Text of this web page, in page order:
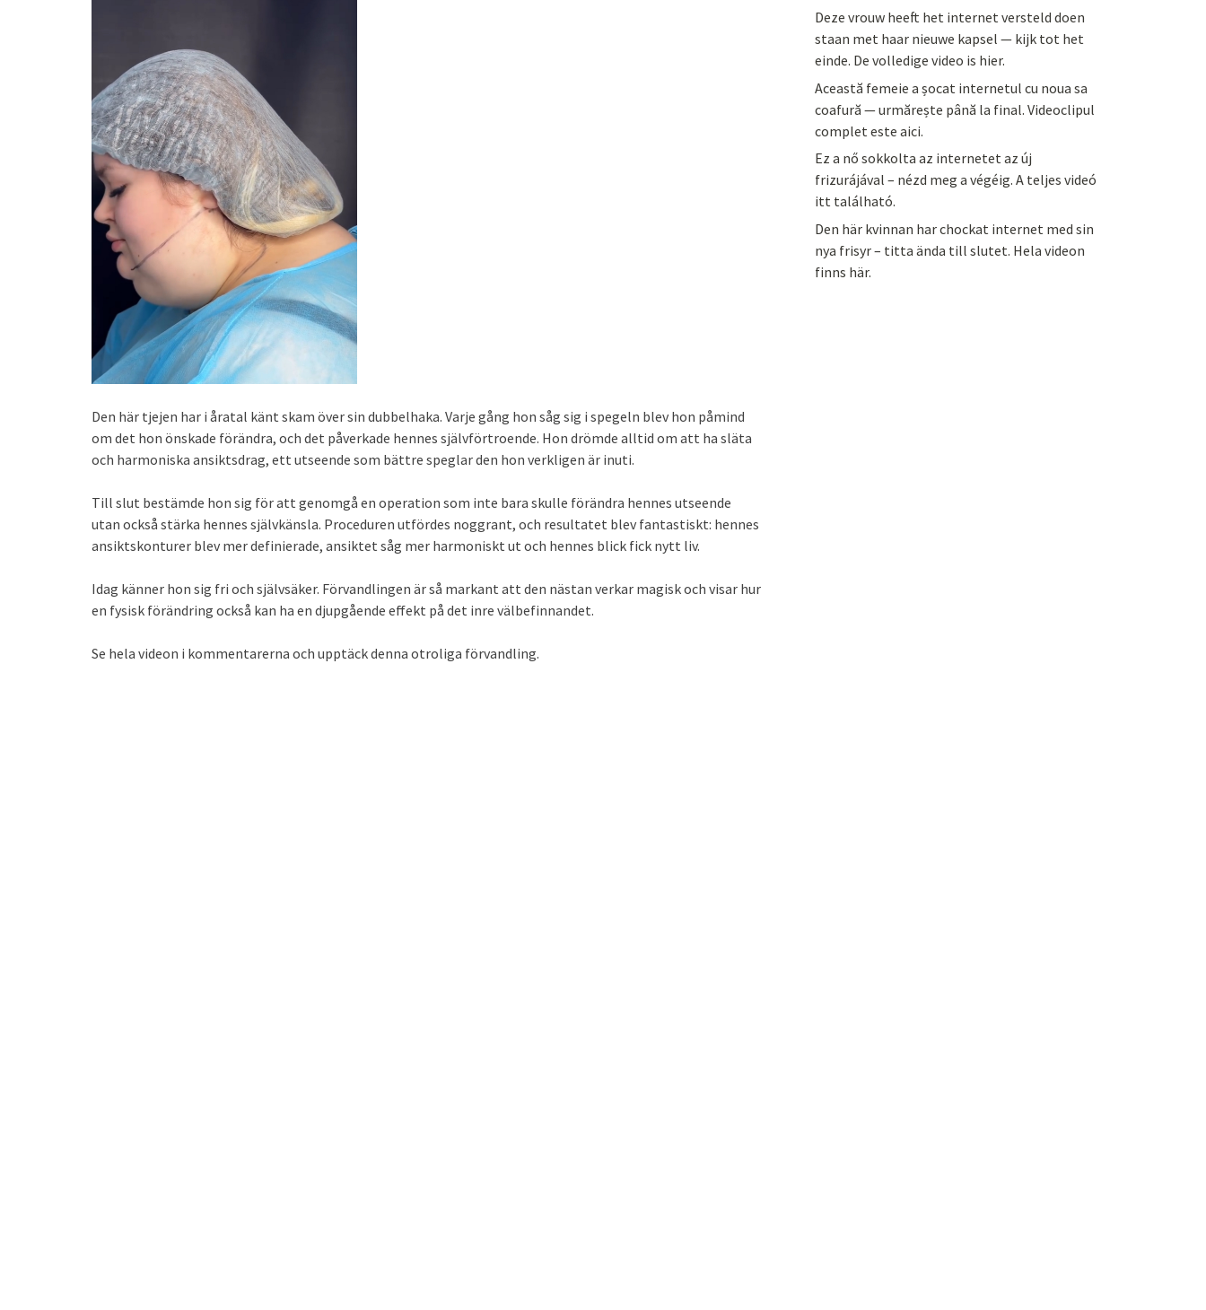
Den här tjejen har i åratal känt skam över sin dubbelhaka. Varje gång hon såg sig i spegeln blev hon påmind
om det hon önskade förändra, och det påverkade hennes självförtroende. Hon drömde alltid om att ha släta
och harmoniska ansiktsdrag, ett utseende som bättre speglar den hon verkligen är inuti.
Till slut bestämde hon sig för att genomgå en operation som inte bara skulle förändra hennes utseende
utan också stärka hennes självkänsla. Proceduren utfördes noggrant, och resultatet blev fantastiskt: hennes
ansiktskonturer blev mer definierade, ansiktet såg mer harmoniskt ut och hennes blick fick nytt liv.
Idag känner hon sig fri och självsäker. Förvandlingen är så markant att den nästan verkar magisk och visar hur
en fysisk förändring också kan ha en djupgående effekt på det inre välbefinnandet.
Se hela videon i kommentarerna och upptäck denna otroliga förvandling.
Deze vrouw heeft het internet versteld doen
staan met haar nieuwe kapsel — kijk tot het
einde. De volledige video is hier.
Această femeie a șocat internetul cu noua sa
coafură — urmărește până la final. Videoclipul
complet este aici.
Ez a nő sokkolta az internetet az új
frizurájával – nézd meg a végéig. A teljes videó
itt található.
Den här kvinnan har chockat internet med sin
nya frisyr – titta ända till slutet. Hela videon
finns här.